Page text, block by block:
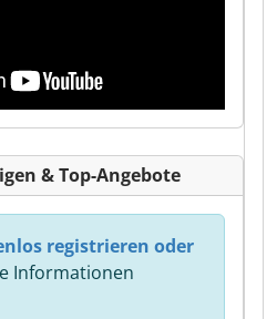
& Top-Angebote
registrieren oder
Informationen